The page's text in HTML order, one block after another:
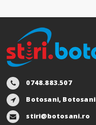
0748.883.507
Botosani, Botosani
stiri@botosani.ro